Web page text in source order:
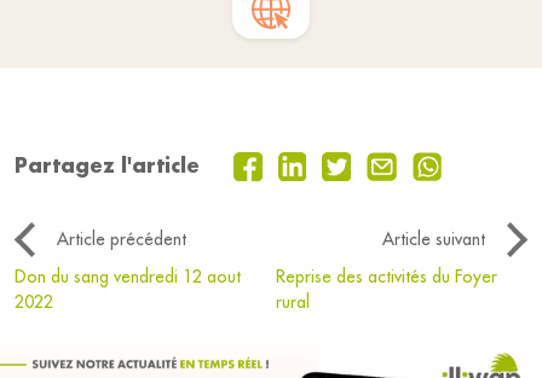
Partagez l'article
Article précédent
Article suivant
Don du sang vendredi 12 aout
2022
Reprise des activités du Foyer
rural